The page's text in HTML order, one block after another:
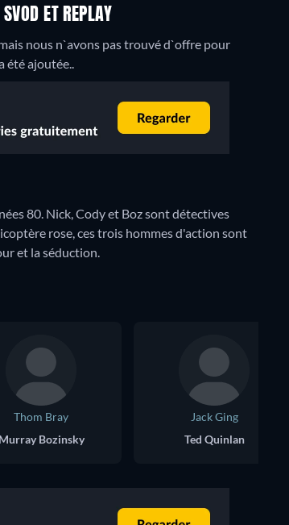
ET REPLAY
nous n`avons pas trouvé d`offre pour
ajoutée..
80. Nick, Cody et Boz sont détectives
rose, ces trois hommes d'action sont
et la séduction.
Thom Bray
Murray Bozinsky
Jack Ging
Ted Quinlan